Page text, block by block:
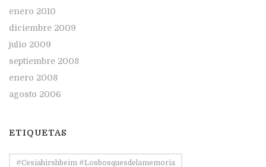
enero 2010
diciembre 2009
julio 2009
septiembre 2008
enero 2008
agosto 2006
ETIQUETAS
#Cesiahirshbeim #losbosquesdelamemoria